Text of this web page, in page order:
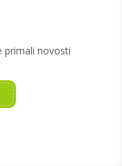
primali novosti